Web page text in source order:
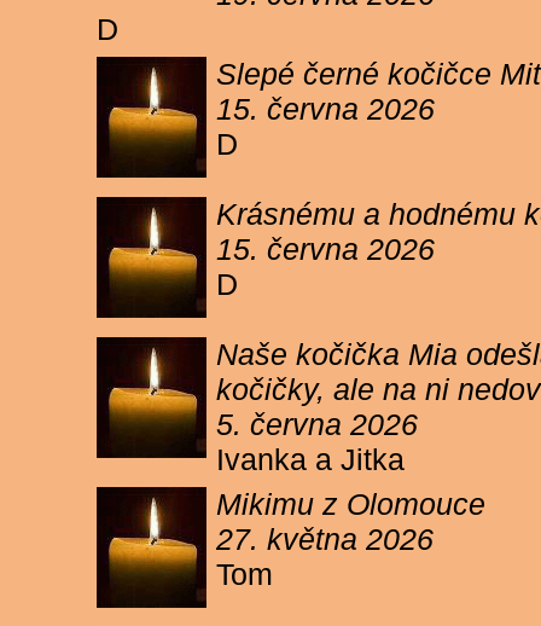
D
Slepé černé kočičce
15. června 2026
D
Krásnému a hodnému
15. června 2026
D
Naše kočička Mia
kočičky, ale na ni
5. června 2026
Ivanka a Jitka
Mikimu z Olomouce
27. května 2026
Tom